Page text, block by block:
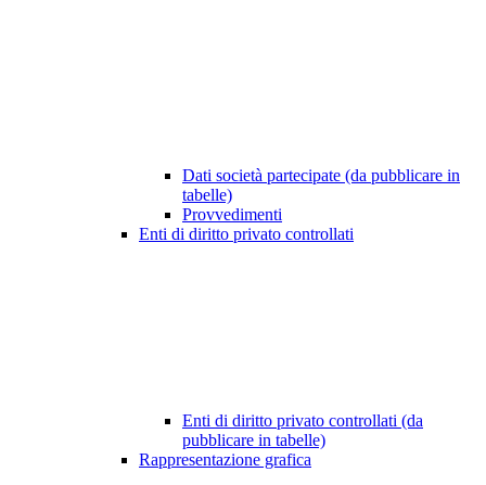
Dati società partecipate (da pubblicare in
tabelle)
Provvedimenti
Enti di diritto privato controllati
Enti di diritto privato controllati (da
pubblicare in tabelle)
Rappresentazione grafica